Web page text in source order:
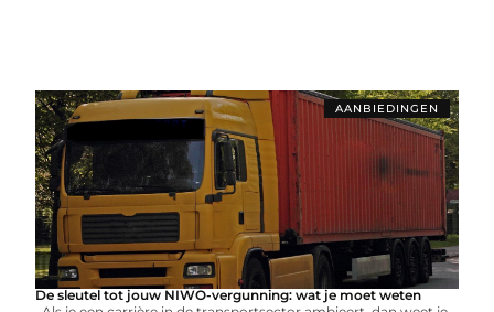
AANBIEDINGEN
De sleutel tot jouw NIWO-vergunning: wat je moet weten